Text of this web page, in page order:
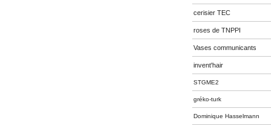
cerisier TEC
roses de TNPPI
Vases communicants
invent'hair
STGME2
gréko-turk
Dominique Hasselmann